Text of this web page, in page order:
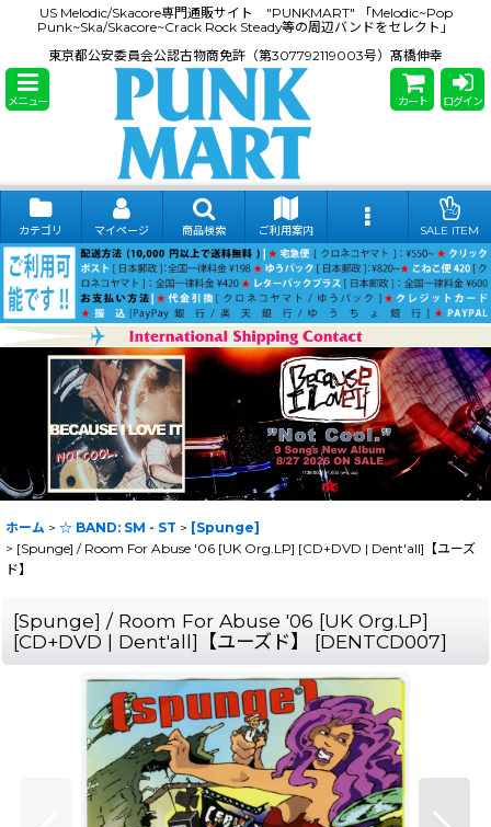
US Melodic/Skacore専門通販サイト "PUNKMART" 「Melodic~Pop
Punk~Ska/Skacore~Crack Rock Steady等の周辺バンドをセレクト」
東京都公安委員会公認古物商免許（第307792119003号）髙橋伸幸
メニュー カート ログイン
カテゴリ マイページ 商品検索 ご利用案内 SALE ITEM
ホーム > ☆ BAND: SM - ST > [Spunge]
> [Spunge] / Room For Abuse '06 [UK Org.LP] [CD+DVD | Dent'all]【ユーズ
ド】
[Spunge] / Room For Abuse '06 [UK Org.LP]
[CD+DVD | Dent'all]【ユーズド】
[DENTCD007]